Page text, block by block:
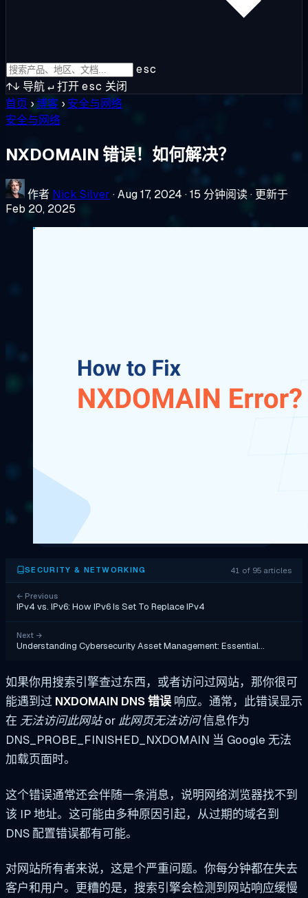
esc
↑↓ 导航↵打开esc 关闭
首页 ›博客 › 安全与网络
安全与网络
NXDOMAIN 错误！如何解决？
作者 Nick Silver ·Aug 17, 2024 ·15 分钟阅读· 更新于
Feb 20, 2025
SECURITY & NETWORKING 41 of 95 articles
← Previous
IPv4 vs. IPv6: How IPv6 Is Set To Replace IPv4
Next →
Understanding Cybersecurity Asset Management: Essential…
如果你用搜索引擎查过东西，或者访问过网站，那你很可
能遇到过 NXDOMAIN DNS 错误 响应。通常，此错误显示
在 无法访问此网站or 此网页无法访问信息作为
DNS_PROBE_FINISHED_NXDOMAIN 当 Google 无法
加载页面时。
这个错误通常还会伴随一条消息，说明网络浏览器找不到
该 IP 地址。这可能由多种原因引起，从过期的域名到
DNS 配置错误都有可能。
对网站所有者来说，这是个严重问题。你每分钟都在失去
客户和用户。更糟的是，搜索引擎会检测到网站响应缓慢